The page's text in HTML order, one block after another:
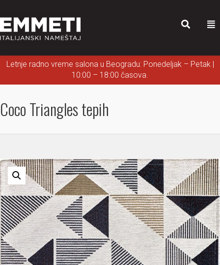
Letnje radno vreme salona u Beogradu: Ponedeljak – Petak |
10:00 – 18:00 časova.
Coco Triangles tepih